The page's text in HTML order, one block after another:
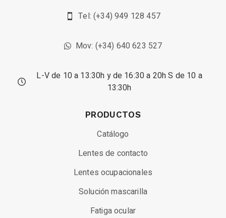
Tel: (+34) 949 128 457
Mov: (+34) 640 623 527
L-V de 10 a 13:30h y de 16:30 a 20h S de 10 a
13:30h
PRODUCTOS
Catálogo
Lentes de contacto
Lentes ocupacionales
Solución mascarilla
Fatiga ocular